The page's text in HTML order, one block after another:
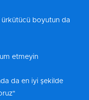
ürkütücü boyutun da
etmeyin
da en iyi şekilde